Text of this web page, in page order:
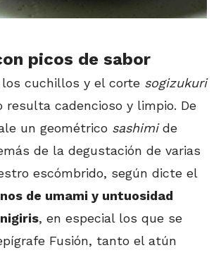
picos de sabor
los cuchillos y el corte sogizukuri
resulta cadencioso y limpio. De
un geométrico sashimide
de la degustación de varias
escómbrido, según dicte el
de umami y untuosidad
, en especial los que se
Fusión, tanto el atún